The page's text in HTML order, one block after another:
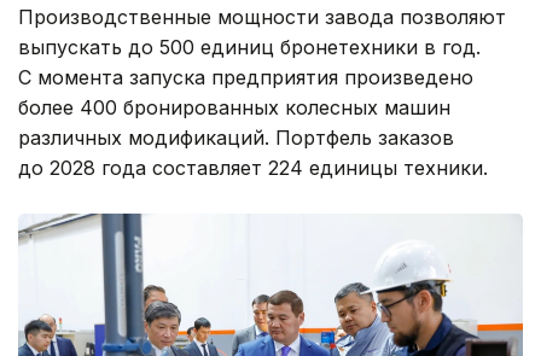
Производственные мощности завода позволяют
выпускать до 500 единиц бронетехники в год.
С момента запуска предприятия произведено
более 400 бронированных колесных машин
различных модификаций. Портфель заказов
до 2028 года составляет 224 единицы техники.